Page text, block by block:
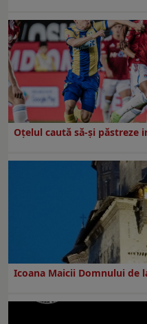
Oțelul caută să-și păstreze
Icoana Maicii Domnului de